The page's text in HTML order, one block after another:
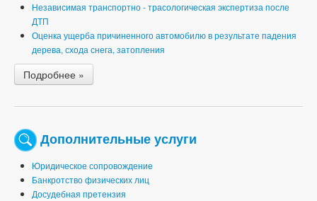
Независимая транспортно - трасологическая экспертиза после
ДТП
Оценка ущерба причиненного автомобилю в результате падения
дерева, схода снега, затопления
Подробнее »
Дополнительные услуги
Юридическое сопровождение
Банкротство физических лиц
Досудебная претензия